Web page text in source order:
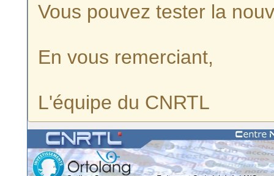
Vous pouvez tester la
En vous remerciant,
L'équipe du CNRTL